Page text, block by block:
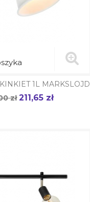
1L MARKSLOJD
zł Cena
211,65 zł